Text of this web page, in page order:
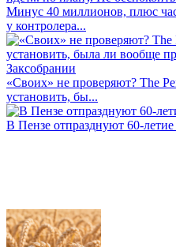
Минус 40 миллионов, плюс
у контролера...
«Своих» не проверяют? The
установить, бы...
В Пензе отпразднуют 60-